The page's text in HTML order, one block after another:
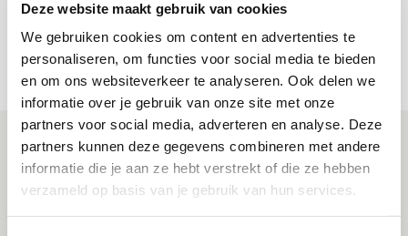
Deze website maakt gebruik van cookies
We gebruiken cookies om content en advertenties te
personaliseren, om functies voor social media te bieden
en om ons websiteverkeer te analyseren. Ook delen we
informatie over je gebruik van onze site met onze
partners voor social media, adverteren en analyse. Deze
partners kunnen deze gegevens combineren met andere
informatie die je aan ze hebt verstrekt of die ze hebben
verzameld op basis van je gebruik van hun services.
Míchels elf: met welke formatie begin
jij aan nieuw eredivisieseizoen?
08 AUGUSTUS 2026 - 11:34
NIEUWS
Spelen bij Jong Ajax of Ajax 1? Dat
maakt Abdalla ‘geen reet’ uit
08 AUGUSTUS 2026 - 10:04
NIEUWS